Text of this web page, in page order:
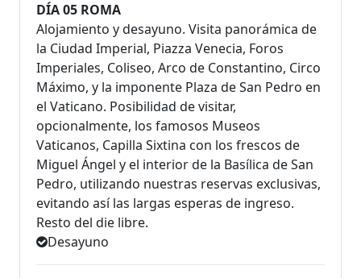
DÍA 05 ROMA
Alojamiento y desayuno. Visita panorámica de
la Ciudad Imperial, Piazza Venecia, Foros
Imperiales, Coliseo, Arco de Constantino, Circo
Máximo, y la imponente Plaza de San Pedro en
el Vaticano. Posibilidad de visitar,
opcionalmente, los famosos Museos
Vaticanos, Capilla Sixtina con los frescos de
Miguel Ángel y el interior de la Basílica de San
Pedro, utilizando nuestras reservas exclusivas,
evitando así las largas esperas de ingreso.
Resto del die libre.
Desayuno